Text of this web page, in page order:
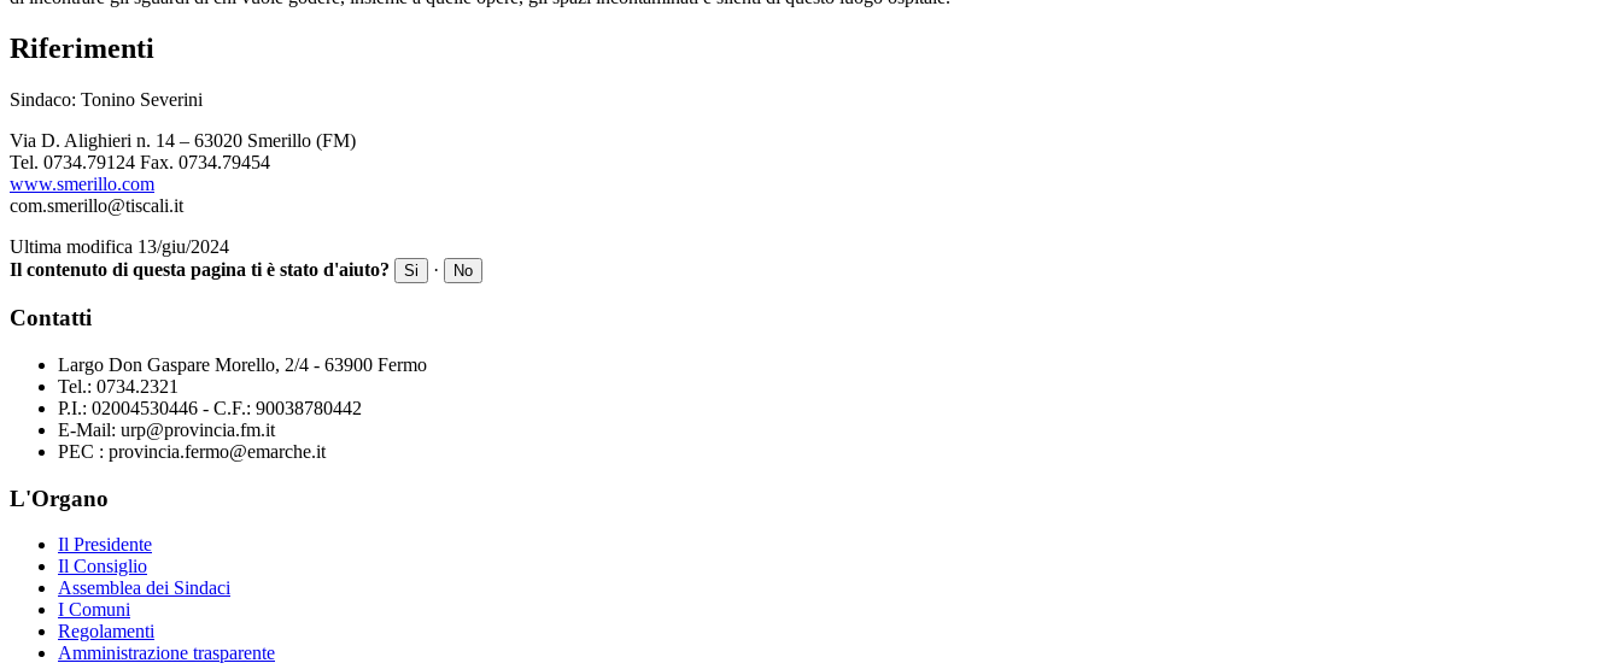
Riferimenti
Sindaco: Tonino Severini
Via D. Alighieri n. 14 – 63020 Smerillo (FM)
Tel. 0734.79124 Fax. 0734.79454
www.smerillo.com
com.smerillo@tiscali.it
Ultima modifica 13/giu/2024
Il contenuto di questa pagina ti è stato d'aiuto?
Si · No
Contatti
Largo Don Gaspare Morello, 2/4 - 63900 Fermo
Tel.: 0734.2321
P.I.: 02004530446 - C.F.: 90038780442
E-Mail: urp@provincia.fm.it
PEC : provincia.fermo@emarche.it
L'Organo
Il Presidente
Il Consiglio
Assemblea dei Sindaci
I Comuni
Regolamenti
Amministrazione trasparente